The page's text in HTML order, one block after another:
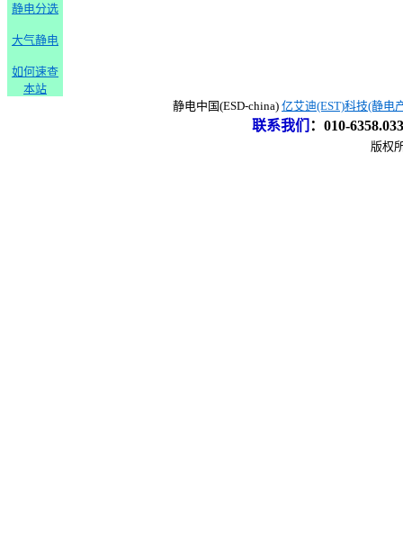
静电分选
大气静电
如何速查
本站
静电中国(ESD-china) 亿艾迪(EST)科技(静电
联系我们 ： 010-
版权